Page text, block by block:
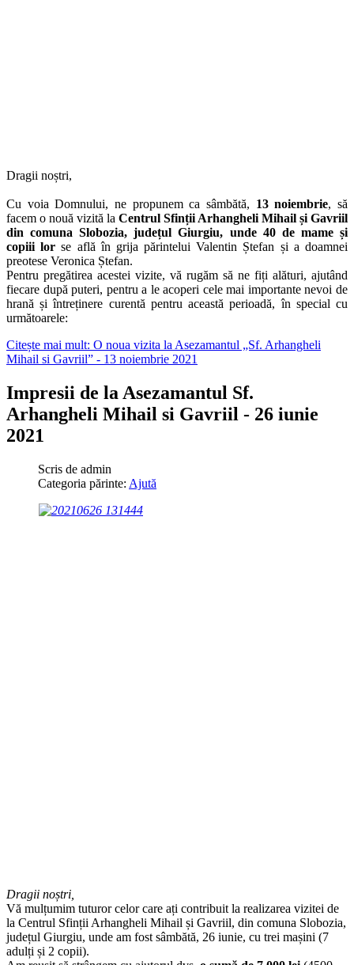
Dragii noștri,
Cu voia Domnului, ne propunem ca sâmbătă, 13 noiembrie, să
facem o nouă vizită la Centrul Sfinții Arhangheli Mihail și Gavriil
din comuna Slobozia, județul Giurgiu, unde 40 de mame și
copiii lor se află în grija părintelui Valentin Ștefan și a doamnei
preotese Veronica Ștefan.
Pentru pregătirea acestei vizite, vă rugăm să ne fiți alături, ajutând
fiecare după puteri, pentru a le acoperi cele mai importante nevoi de
hrană și întreținere curentă pentru această perioadă, în special cu
următoarele:
Citește mai mult: O noua vizita la Asezamantul „Sf. Arhangheli
Mihail si Gavriil” - 13 noiembrie 2021
Impresii de la Asezamantul Sf.
Arhangheli Mihail si Gavriil - 26 iunie
2021
Scris de admin
Categoria părinte: Ajută
Dragii noștri,
Vă mulțumim tuturor celor care ați contribuit la realizarea vizitei de
la Centrul Sfinții Arhangheli Mihail și Gavriil, din comuna Slobozia,
județul Giurgiu, unde am fost sâmbătă, 26 iunie, cu trei mașini (7
adulți și 2 copii).